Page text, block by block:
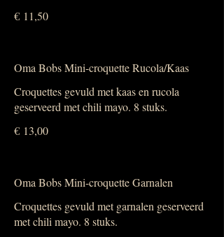
€ 11,50
Oma Bobs Mini-croquette Rucola/Kaas
Croquettes gevuld met kaas en rucola
geserveerd met chili mayo. 8 stuks.
€ 13,00
Oma Bobs Mini-croquette Garnalen
Croquettes gevuld met garnalen geserveerd
met chili mayo. 8 stuks.